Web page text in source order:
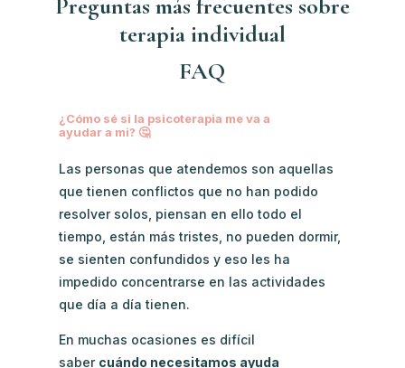
Preguntas más frecuentes sobre
terapia individual
FAQ
¿Cómo sé si la psicoterapia me va a
ayudar a mi? 🤔
Las personas que atendemos son aquellas
que tienen conflictos que no han podido
resolver solos, piensan en ello todo el
tiempo, están más tristes, no pueden dormir,
se sienten confundidos y eso les ha
impedido concentrarse en las actividades
que día a día tienen.
En muchas ocasiones es difícil
saber cuándo necesitamos ayuda